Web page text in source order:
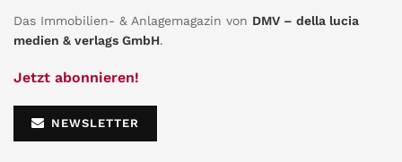
Das Immobilien- & Anlagemagazin von DMV – della lucia
medien & verlags GmbH.
Jetzt abonnieren!
NEWSLETTER